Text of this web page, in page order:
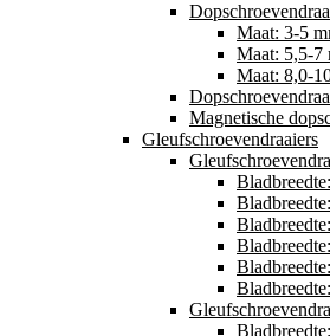
Maat: 3-5
Maat: 5,5-7
Maat: 8,0-
Magnetische
Gleufschroevendraaiers